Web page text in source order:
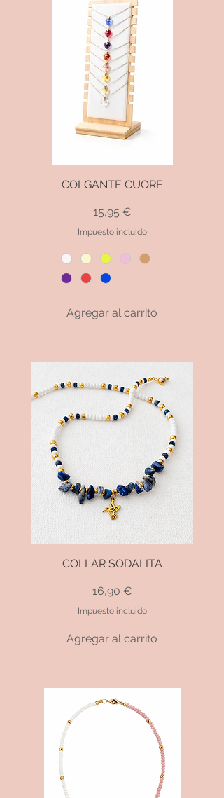
COLGANTE CUORE
Precio
15,95 €
Impuesto incluido
Agregar al carrito
COLLAR SODALITA
Precio
16,90 €
Impuesto incluido
Agregar al carrito